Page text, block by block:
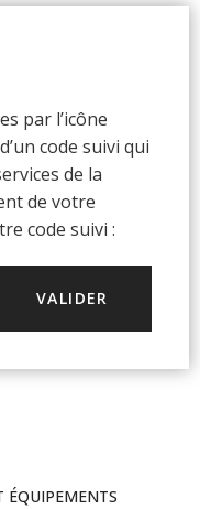
par l’icône
code suivi qui
de la
de votre
code suivi :
ÉQUIPEMENTS